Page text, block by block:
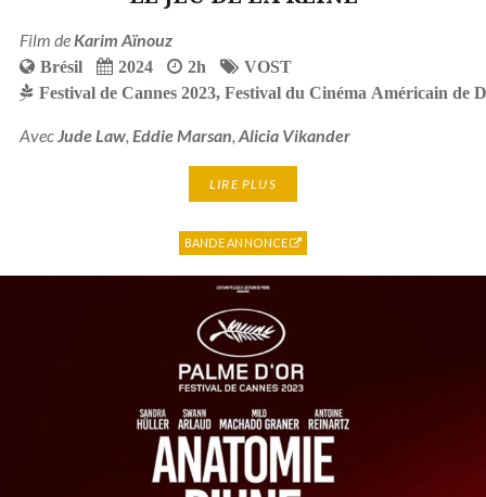
Film deKarim Aïnouz
Brésil 2024 2h
VOST
Festival de Cannes 2023, Festival du Cinéma Américain de
AvecJude Law, Eddie Marsan, Alicia Vikander
LIRE PLUS
BANDE ANNONCE